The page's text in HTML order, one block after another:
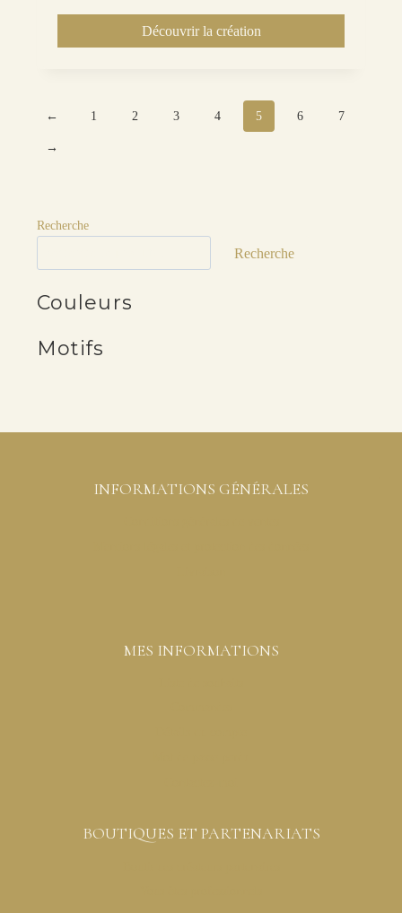
Découvrir la création
← 1 2 3 4 5 6 7
→
Recherche
Recherche
Couleurs
Motifs
INFORMATIONS GÉNÉRALES
MES INFORMATIONS
BOUTIQUES ET PARTENARIATS